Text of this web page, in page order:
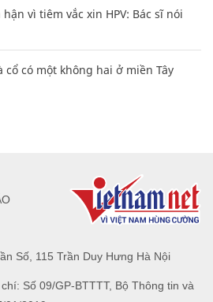
vì tiêm vắc xin HPV: Bác sĩ nói
có một không hai ở miền Tây
Số, 115 Trần Duy Hưng Hà Nội
Số 09/GP-BTTTT, Bộ Thông tin và